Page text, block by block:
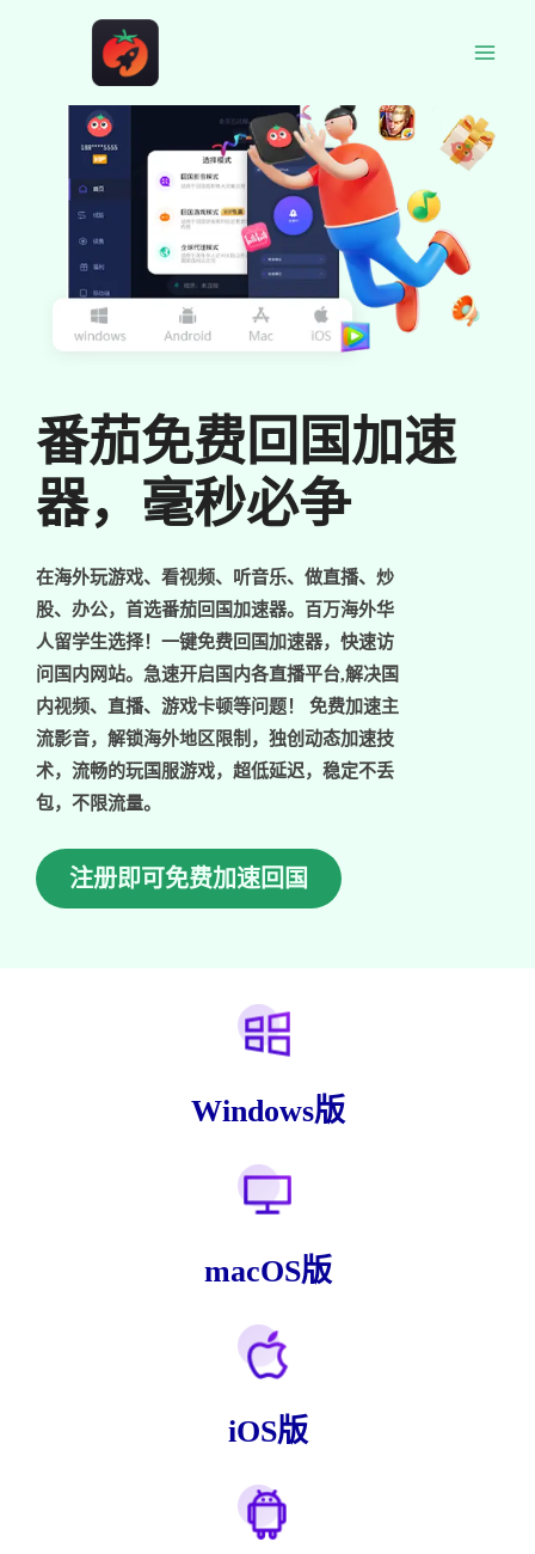
番茄免费回国加速
器，毫秒必争
在海外玩游戏、看视频、听音乐、做直播、炒
股、办公，首选番茄回国加速器。百万海外华
人留学生选择！一键免费回国加速器，快速访
问国内网站。急速开启国内各直播平台,解决国
内视频、直播、游戏卡顿等问题！ 免费加速主
流影音，解锁海外地区限制，独创动态加速技
术，流畅的玩国服游戏，超低延迟，稳定不丢
包，不限流量。
注册即可免费加速回国
Windows版
macOS版
iOS版